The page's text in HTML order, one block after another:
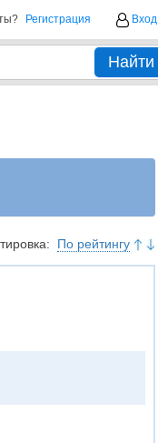
Регистрация Вход
Найти
По рейтингу